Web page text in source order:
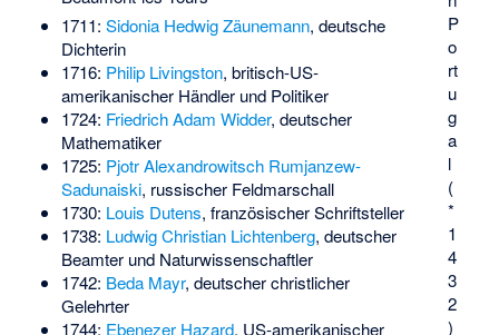
P
o
rt
u
g
a
l
(
*
1
4
3
2
)
1711: Sidonia Hedwig Zäunemann, deutsche
Dichterin
1716: Philip Livingston, britisch-US-
amerikanischer Händler und Politiker
1724: Friedrich Adam Widder, deutscher
Mathematiker
1725: Pjotr Alexandrowitsch Rumjanzew-
Sadunaiski, russischer Feldmarschall
1730: Louis Dutens, französischer Schriftsteller
1738: Ludwig Christian Lichtenberg, deutscher
Beamter und Naturwissenschaftler
1742: Beda Mayr, deutscher christlicher
Gelehrter
1744: Ebenezer Hazard, US-amerikanischer